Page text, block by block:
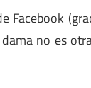
no es